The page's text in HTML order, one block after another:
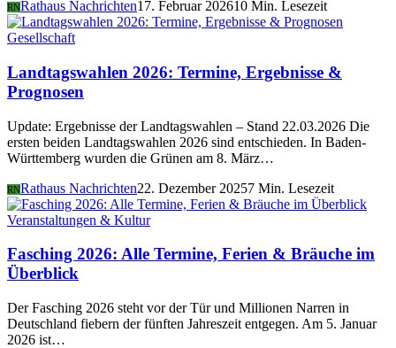
RNRathaus Nachrichten17. Februar 202610 Min. Lesezeit
Gesellschaft
Landtagswahlen 2026: Termine, Ergebnisse &
Prognosen
Update: Ergebnisse der Landtagswahlen – Stand 22.03.2026 Die
ersten beiden Landtagswahlen 2026 sind entschieden. In Baden-
Württemberg wurden die Grünen am 8. März…
RNRathaus Nachrichten22. Dezember 20257 Min. Lesezeit
Veranstaltungen & Kultur
Fasching 2026: Alle Termine, Ferien & Bräuche im
Überblick
Der Fasching 2026 steht vor der Tür und Millionen Narren in
Deutschland fiebern der fünften Jahreszeit entgegen. Am 5. Januar
2026 ist…